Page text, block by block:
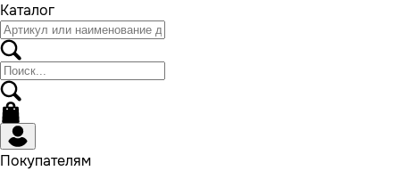
Каталог
Покупателям